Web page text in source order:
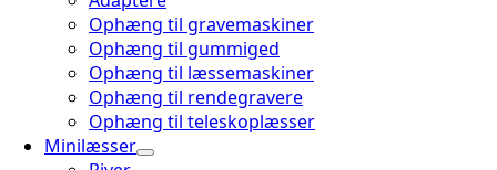
Ophæng til gravemaskiner
Ophæng til gummiged
Ophæng til læssemaskiner
Ophæng til rendegravere
Ophæng til teleskoplæsser
Minilæsser